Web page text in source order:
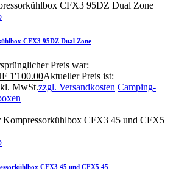
CFX3 95DZ Dual Zone
Preis war:
1'100.00Aktueller Preis ist:
MwSt.zzgl. Versandkosten Camping-
CFX3 45 und CFX5 45